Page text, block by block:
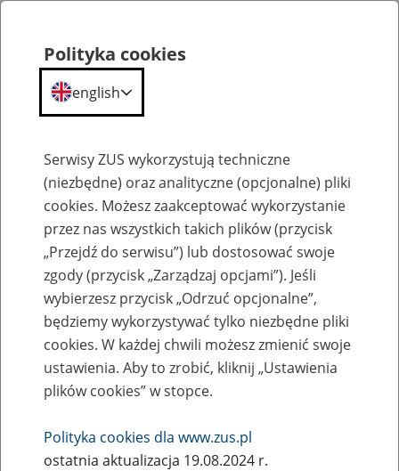
Aktualności
Pracownicy 50+. Wiek to atut, nie bariera
26
Polityka cookies
english
Serwisy ZUS wykorzystują techniczne
(niezbędne) oraz analityczne (opcjonalne) pliki
cookies. Możesz zaakceptować wykorzystanie
przez nas wszystkich takich plików (przycisk
„Przejdź do serwisu”) lub dostosować swoje
zgody (przycisk „Zarządzaj opcjami”). Jeśli
wybierzesz przycisk „Odrzuć opcjonalne”,
będziemy wykorzystywać tylko niezbędne pliki
cookies. W każdej chwili możesz zmienić swoje
ustawienia. Aby to zrobić, kliknij „Ustawienia
plików cookies” w stopce.
Polityka cookies dla www.zus.pl
ostatnia aktualizacja 19.08.2024 r.